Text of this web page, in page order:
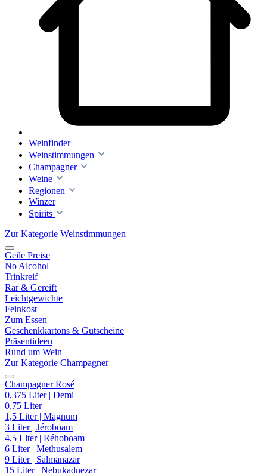
Weinfinder
Weinstimmungen
Champagner
Weine
Regionen
Winzer
Spirits
Zur Kategorie Weinstimmungen
Geile Preise
No Alcohol
Trinkreif
Rar & Gereift
Leichtgewichte
Feinkost
Zum Essen
Geschenkkartons & Gutscheine
Präsentideen
Rund um Wein
Zur Kategorie Champagner
Champagner Rosé
0,375 Liter | Demi
0,75 Liter
1,5 Liter | Magnum
3 Liter | Jéroboam
4,5 Liter | Réhoboam
6 Liter | Methusalem
9 Liter | Salmanazar
15 Liter | Nebukadnezar